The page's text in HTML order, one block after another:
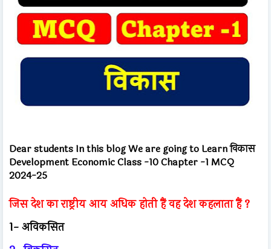
Dear students In this blog We are going to Learnविकास
Development Economic Class -10 Chapter -1 MCQ
2024-25
जिस देश का राष्ट्रीय आय अधिक होती हैं वह देश कहलाता हैं ?
1- अविकसित